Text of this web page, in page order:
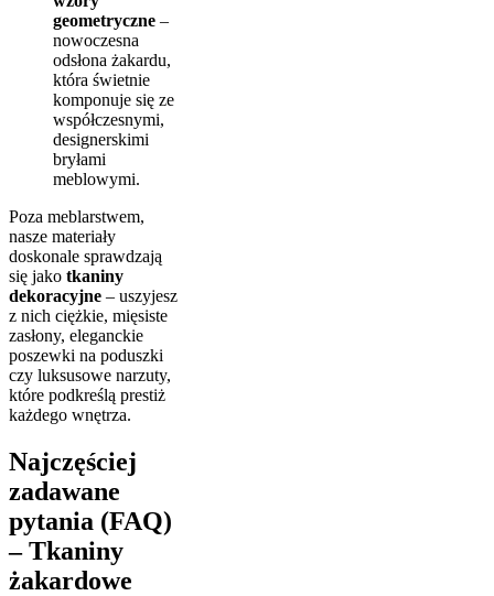
geometryczne –
nowoczesna
odsłona żakardu,
która świetnie
komponuje się ze
współczesnymi,
designerskimi
bryłami
meblowymi.
Poza meblarstwem,
nasze materiały
doskonale sprawdzają
się jako tkaniny
dekoracyjne – uszyjesz
z nich ciężkie, mięsiste
zasłony, eleganckie
poszewki na poduszki
czy luksusowe narzuty,
które podkreślą prestiż
każdego wnętrza.
Najczęściej
zadawane
pytania (FAQ)
– Tkaniny
żakardowe